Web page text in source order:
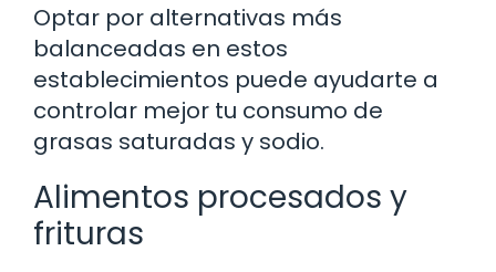
Optar por alternativas más
balanceadas en estos
establecimientos puede ayudarte a
controlar mejor tu consumo de
grasas saturadas y sodio.
Alimentos procesados y
frituras